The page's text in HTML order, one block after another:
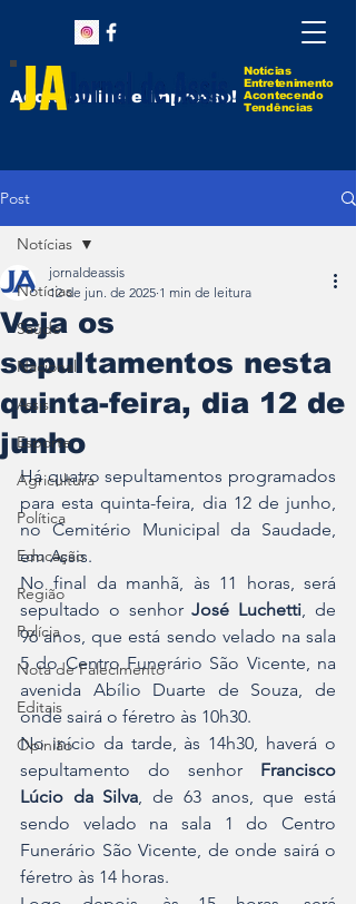
Notícias
Entretenimento
Acontecendo
Tendências
Agora online e impresso!
Post
Notícias
Saúde
Nacional
Assis
Esporte
Agricultura
Política
Educação
Região
Polícia
Nota de Falecimento
Editais
Opinião
Notícias
Veja os
sepultamentos nesta
quinta-feira, dia 12 de
junho
jornaldeassis
12 de jun. de 2025 1 min de leitura
Há quatro sepultamentos programados
para esta quinta-feira, dia 12 de junho,
no Cemitério Municipal da Saudade,
em Assis.
No final da manhã, às 11 horas, será
sepultado o senhor José Luchetti, de
96 anos, que está sendo velado na sala
5 do Centro Funerário São Vicente, na
avenida Abílio Duarte de Souza, de
onde sairá o féretro às 10h30.
No início da tarde, às 14h30, haverá o
sepultamento do senhor Francisco
Lúcio da Silva, de 63 anos, que está
sendo velado na sala 1 do Centro
Funerário São Vicente, de onde sairá o
féretro às 14 horas.